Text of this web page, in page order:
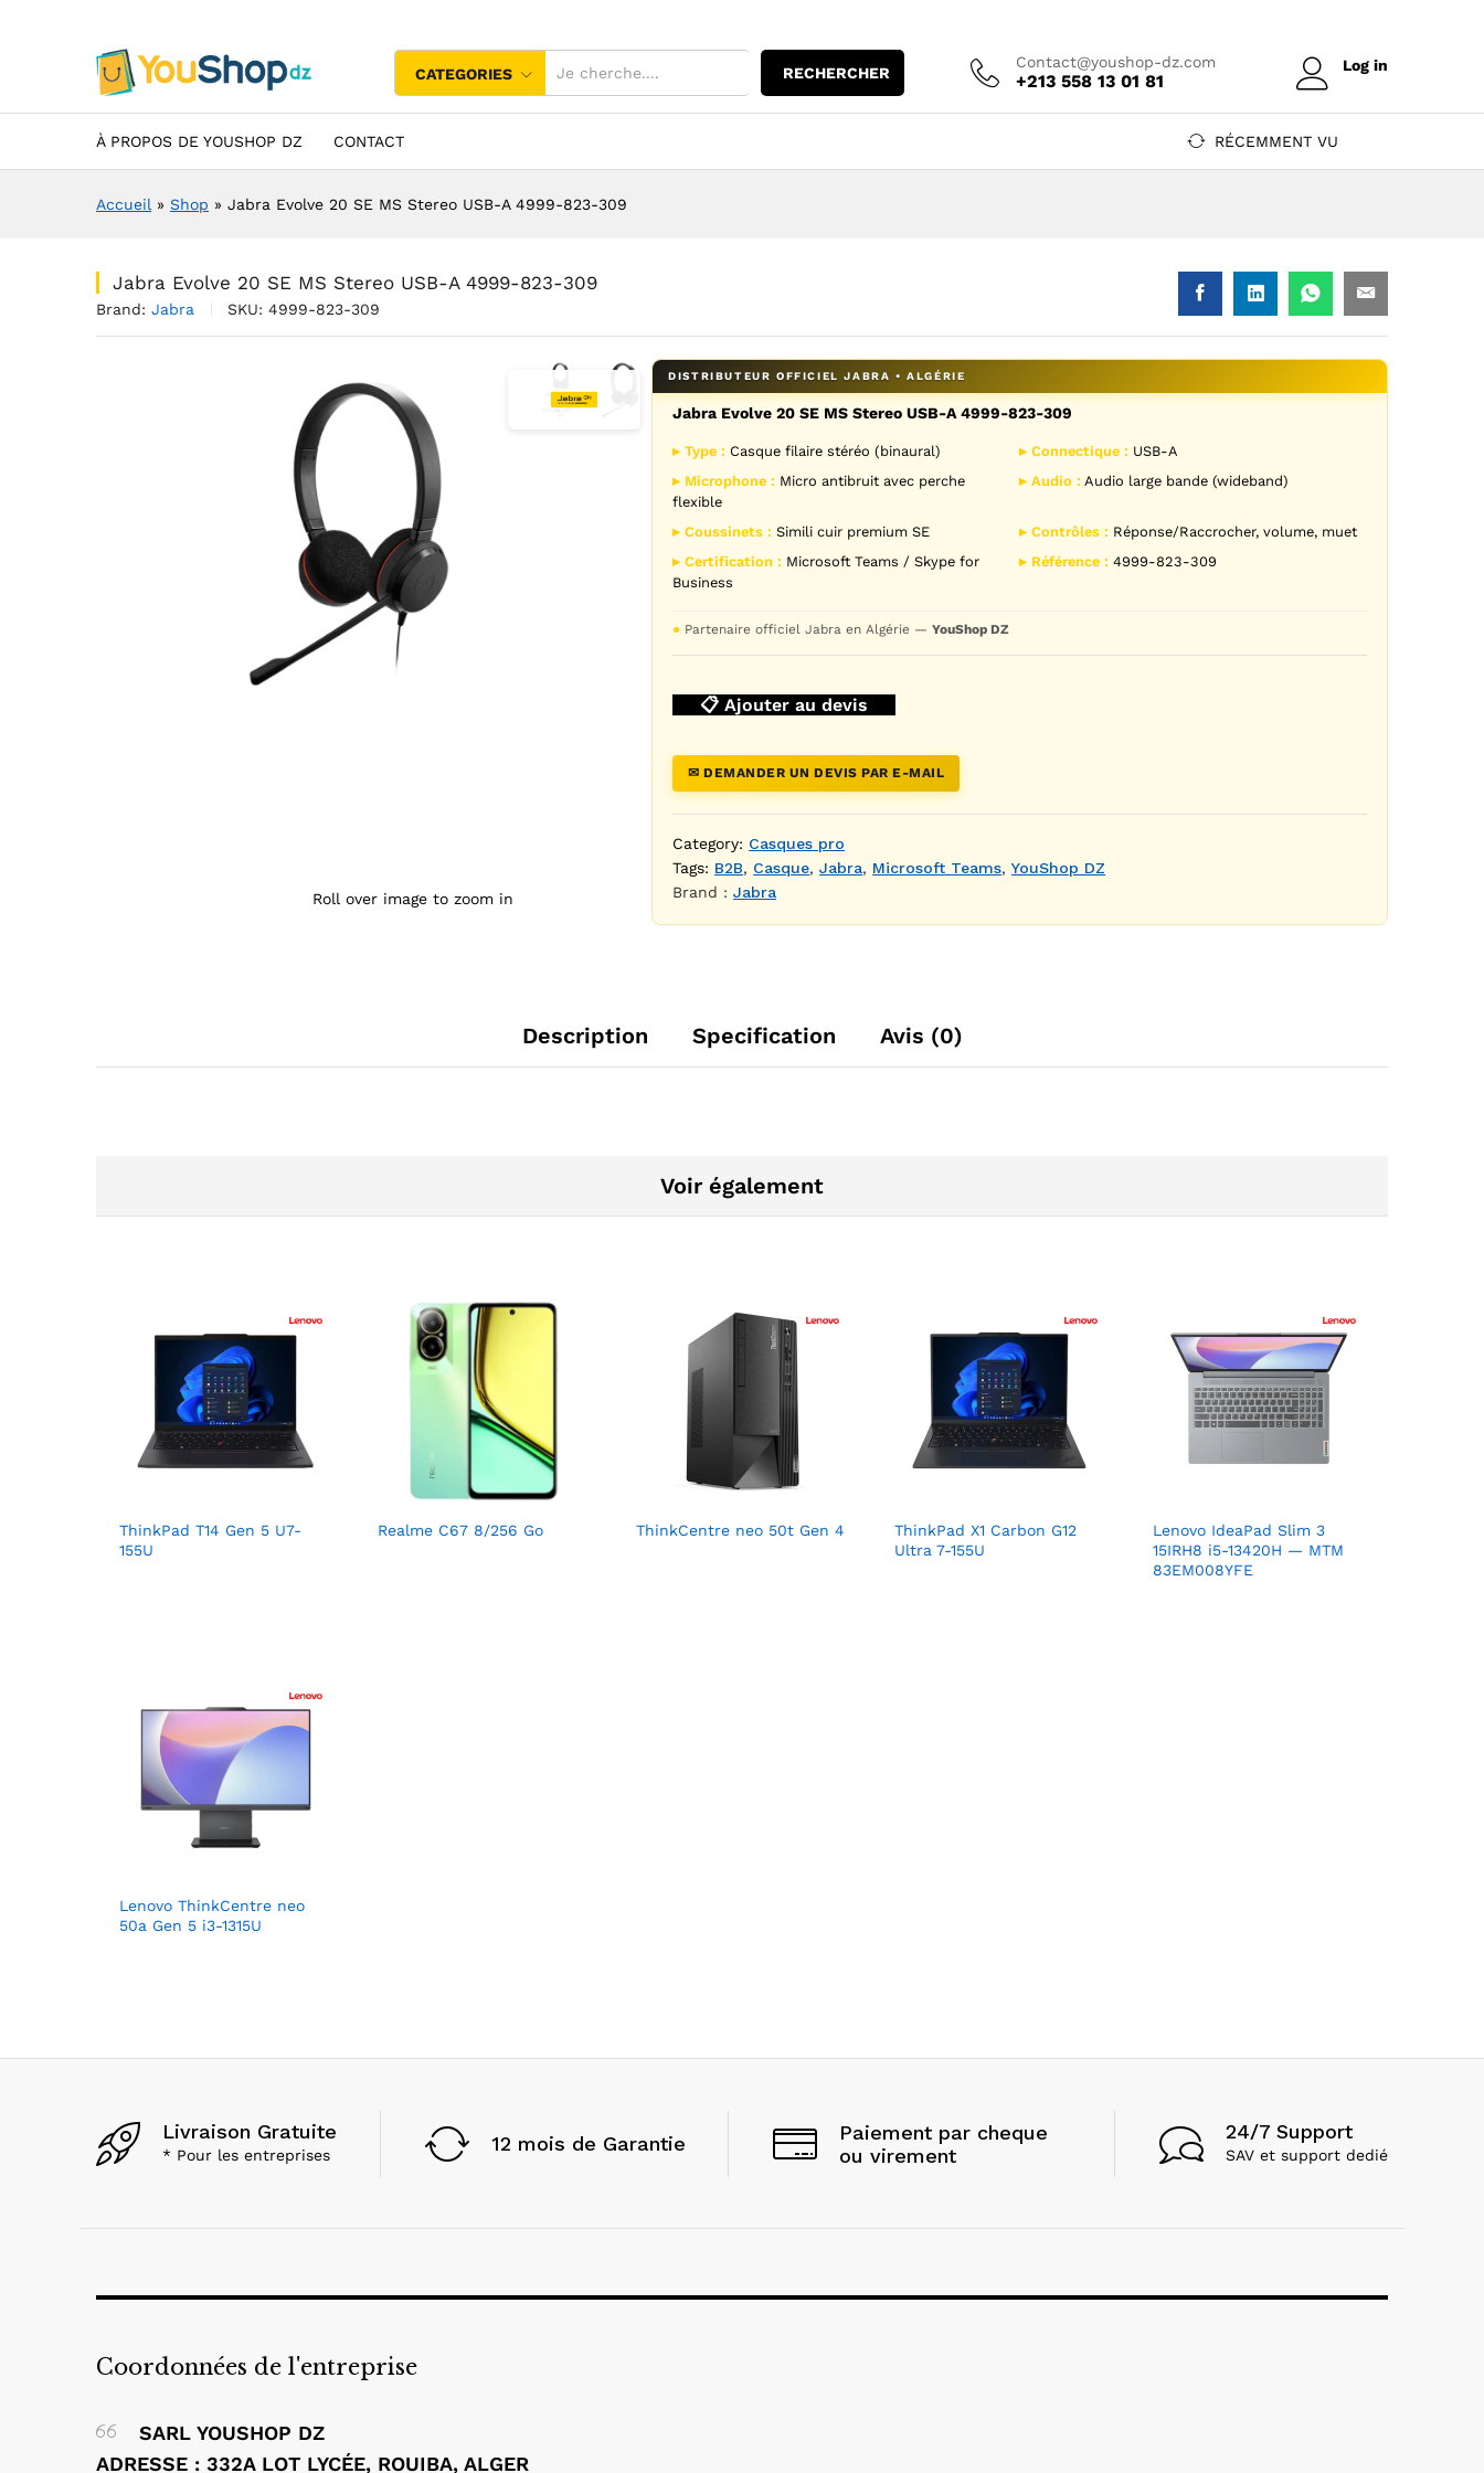
CATEGORIES RECHERCHER
Contact@youshop-dz.com
+213 558 13 01 81
Log in
À PROPOS DE YOUSHOP DZ CONTACT RÉCEMMENT VU
Accueil » Shop » Jabra Evolve 20 SE MS Stereo USB-A 4999-823-309
Jabra Evolve 20 SE MS Stereo USB-A 4999-823-309
Brand: Jabra SKU: 4999-823-309
Agrandir l’image : Jabra Evolve 20 SE MS Stereo USB-A 4999-823-309 — YouShop DZ
Roll over image to zoom in
Jabra Evolve 20 SE MS Stereo USB-A 4999-823-309
▸ Type : Casque filaire stéréo (binaural) ▸ Connectique : USB-A
▸ Microphone : Micro antibruit avec perche
flexible
▸ Audio : Audio large bande (wideband)
▸ Coussinets : Simili cuir premium SE ▸ Contrôles : Réponse/Raccrocher, volume, muet
▸ Certification : Microsoft Teams / Skype for
Business
▸ Référence : 4999-823-309
● Partenaire officiel Jabra en Algérie —YouShop DZ
📋 Ajouter au devis
✉ DEMANDER UN DEVIS PAR E-MAIL
Category: Casques pro
Tags: B2B, Casque,Jabra, Microsoft Teams,YouShop DZ
Brand :Jabra
Description Specification Avis (0)
Voir également
ThinkPad T14 Gen 5 U7-
155U
Realme C67 8/256 Go ThinkCentre neo 50t Gen 4
ThinkPad X1 Carbon G12
Ultra 7-155U
Lenovo IdeaPad Slim 3
15IRH8 i5-13420H — MTM
83EM008YFE
Lenovo ThinkCentre neo
50a Gen 5 i3-1315U
Livraison Gratuite
* Pour les entreprises 12 mois de Garantie
Paiement par cheque
ou virement
24/7 Support
SAV et support dedié
Coordonnées de l'entreprise
SARL YOUSHOP DZ
ADRESSE : 332A LOT LYCÉE, ROUIBA, ALGER